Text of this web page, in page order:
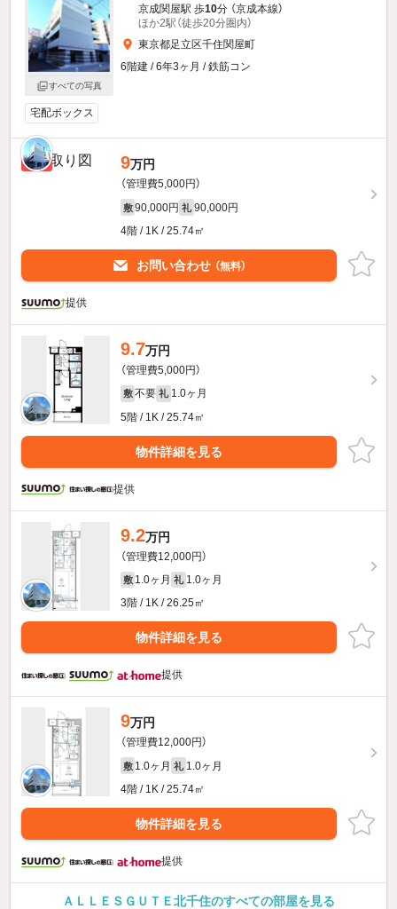
すべての写真
京成関屋駅 歩10分 （京成本線）
ほか2駅（徒歩20分圏内）
東京都足立区千住関屋町
6階建 / 6年3ヶ月 / 鉄筋コン
宅配ボックス
新着 9万円
（管理費5,000円）
敷 90,000円 礼 90,000円
4階 / 1K / 25.74㎡
お問い合わせ （無料）
提供
9.7万円
（管理費5,000円）
敷 不要 礼 1.0ヶ月
5階 / 1K / 25.74㎡
物件詳細を見る
提供
9.2万円
（管理費12,000円）
敷 1.0ヶ月 礼 1.0ヶ月
3階 / 1K / 26.25㎡
物件詳細を見る
提供
9万円
（管理費12,000円）
敷 1.0ヶ月 礼 1.0ヶ月
4階 / 1K / 25.74㎡
物件詳細を見る
提供
ＡＬＬＥＳＧＵＴＥ北千住のすべての部屋を見る